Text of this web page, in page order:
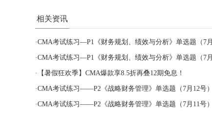
相关资讯
·CMA考试练习—P1《财务规划、绩效与分析》单选题（7月16号）
·CMA考试练习—P1《财务规划、绩效与分析》单选题（7月15号）
· 【暑假狂欢季】CMA爆款享8.5折再叠12期免息！
·CMA考试练习——P2《战略财务管理》单选题（7月12号）
·CMA考试练习——P2《战略财务管理》单选题（7月11号）